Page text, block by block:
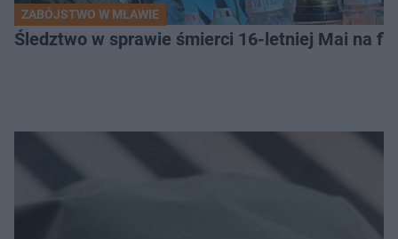
ZABÓJSTWO W MŁAWIE
Śledztwo w sprawie śmierci 16-letniej Mai na